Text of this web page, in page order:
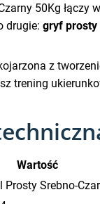
50Kg
drugie: gryf prosty
z
trening
Wartość
Prosty Srebno-